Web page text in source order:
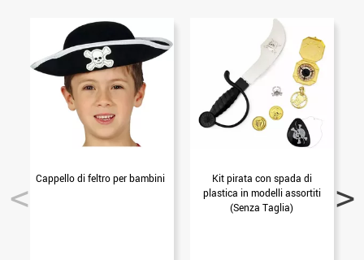
Cappello di feltro per bambini
Kit pirata con spada di
plastica in modelli assortiti
(Senza Taglia)